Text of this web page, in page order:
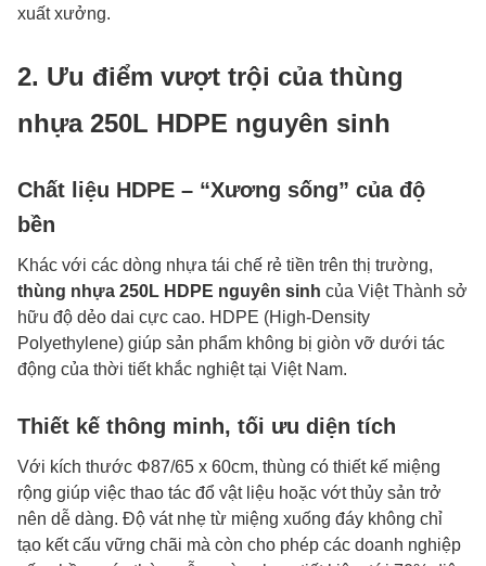
xuất xưởng.
2. Ưu điểm vượt trội của thùng
nhựa 250L HDPE nguyên sinh
Chất liệu HDPE – “Xương sống” của độ
bền
Khác với các dòng nhựa tái chế rẻ tiền trên thị trường,
thùng nhựa 250L HDPE nguyên sinh của Việt Thành sở
hữu độ dẻo dai cực cao. HDPE (High-Density
Polyethylene) giúp sản phẩm không bị giòn vỡ dưới tác
động của thời tiết khắc nghiệt tại Việt Nam.
Thiết kế thông minh, tối ưu diện tích
Với kích thước Φ87/65 x 60cm, thùng có thiết kế miệng
rộng giúp việc thao tác đổ vật liệu hoặc vớt thủy sản trở
nên dễ dàng. Độ vát nhẹ từ miệng xuống đáy không chỉ
tạo kết cấu vững chãi mà còn cho phép các doanh nghiệp